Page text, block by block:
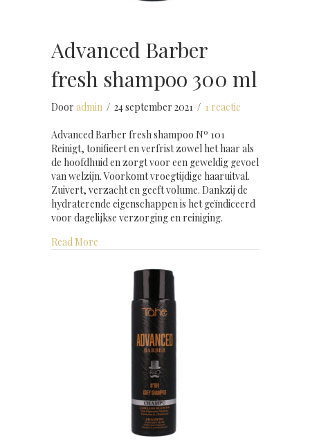
Advanced Barber
fresh shampoo 300 ml
Door admin / 24 september 2021 / 1 reactie
Advanced Barber fresh shampoo Nº 101
Reinigt, tonifieert en verfrist zowel het haar als
de hoofdhuid en zorgt voor een geweldig gevoel
van welzijn. Voorkomt vroegtijdige haaruitval.
Zuivert, verzacht en geeft volume. Dankzij de
hydraterende eigenschappen is het geïndiceerd
voor dagelijkse verzorging en reiniging.
Read More